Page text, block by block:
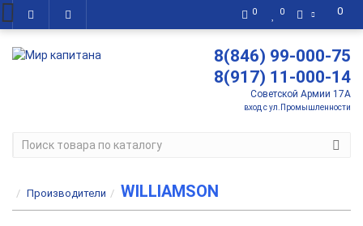
0
0 0
8(846) 99-000-75
8(917) 11-000-14
Советской Армии 17А
вход с ул.Промышленности
Производители WILLIAMSON